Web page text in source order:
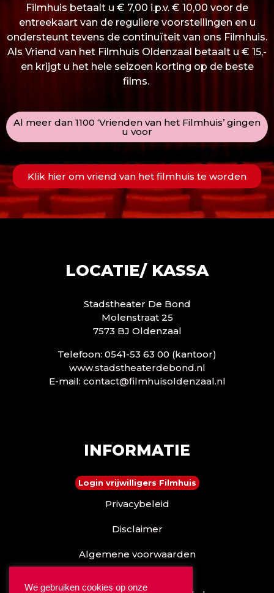
Filmhuis betaalt u € 7,00 i.p.v. € 10,00 voor de
entreekaart van de reguliere voorstellingen en u
ondersteunt tevens de continuïteit van ons Filmhuis.
Als Vriend van het Filmhuis Oldenzaal betaalt u € 15,-
en krijgt u het hele seizoen korting op de beste
films.
Al meer dan 1100 ‘Vrienden van het Filmhuis’ gingen
u voor
Klik hier om vriend van het filmhuis te worden
LOCATIE/ KASSA
Stadstheater De Bond
Molenstraat 25
7573 BJ Oldenzaal
Telefoon: 0541-53 63 00 (kantoor)
www.stadstheaterdebond.nl
E-mail: contact@filmhuisoldenzaal.nl
INFORMATIE
Login vrijwilligers Filmhuis
Privacybeleid
Disclaimer
Algemene voorwaarden
We gebruiken cookies op onze